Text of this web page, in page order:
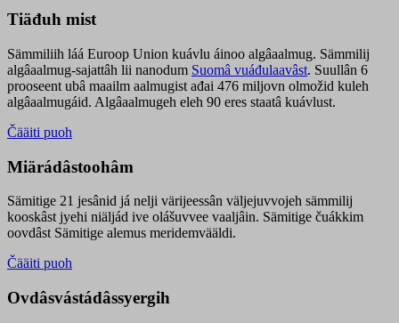
Tiäđuh mist
Sämmiliih láá Euroop Union kuávlu áinoo algâaalmug. Sämmilij
algâaalmug-sajattâh lii nanodum Suomâ vuáđulaavâst. Suullân 6
prooseent ubâ maailm aalmugist ađai 476 miljovn olmožid kuleh
algâaalmugáid. Algâaalmugeh eleh 90 eres staatâ kuávlust.
Čääiti puoh
Miärádâstoohâm
Sämitige 21 jesânid já nelji värijeessân väljejuvvojeh sämmilij
kooskâst jyehi niäljád ive olášuvvee vaaljâin. Sämitige čuákkim
oovdâst Sämitige alemus meridemvääldi.
Čääiti puoh
Ovdâsvástádâssyergih